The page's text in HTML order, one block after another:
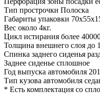
Тип прострочки Полоска
Габариты упаковки
Вес около 4кг.
Цикл истирания более
Толщина внешнего слоя до
Спинка заднего сиденья
Заднее сиденье сплошное
Год выпуска автомобиля
Тип кузова автомобиля
* Есть комплектация со